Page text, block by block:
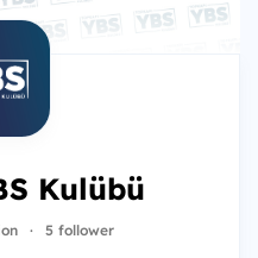
Kulübü
· 5 follower